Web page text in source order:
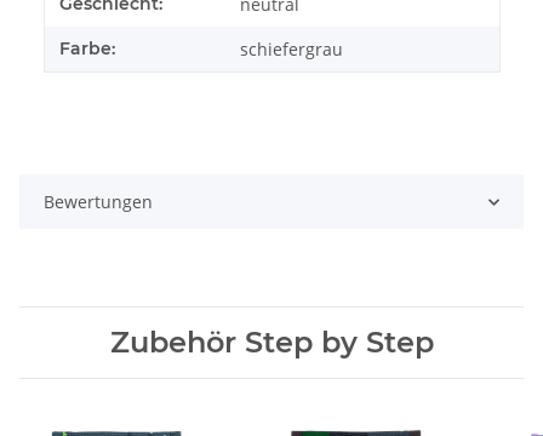
Farbe: schiefergrau
Bewertungen
Zubehör Step by Step